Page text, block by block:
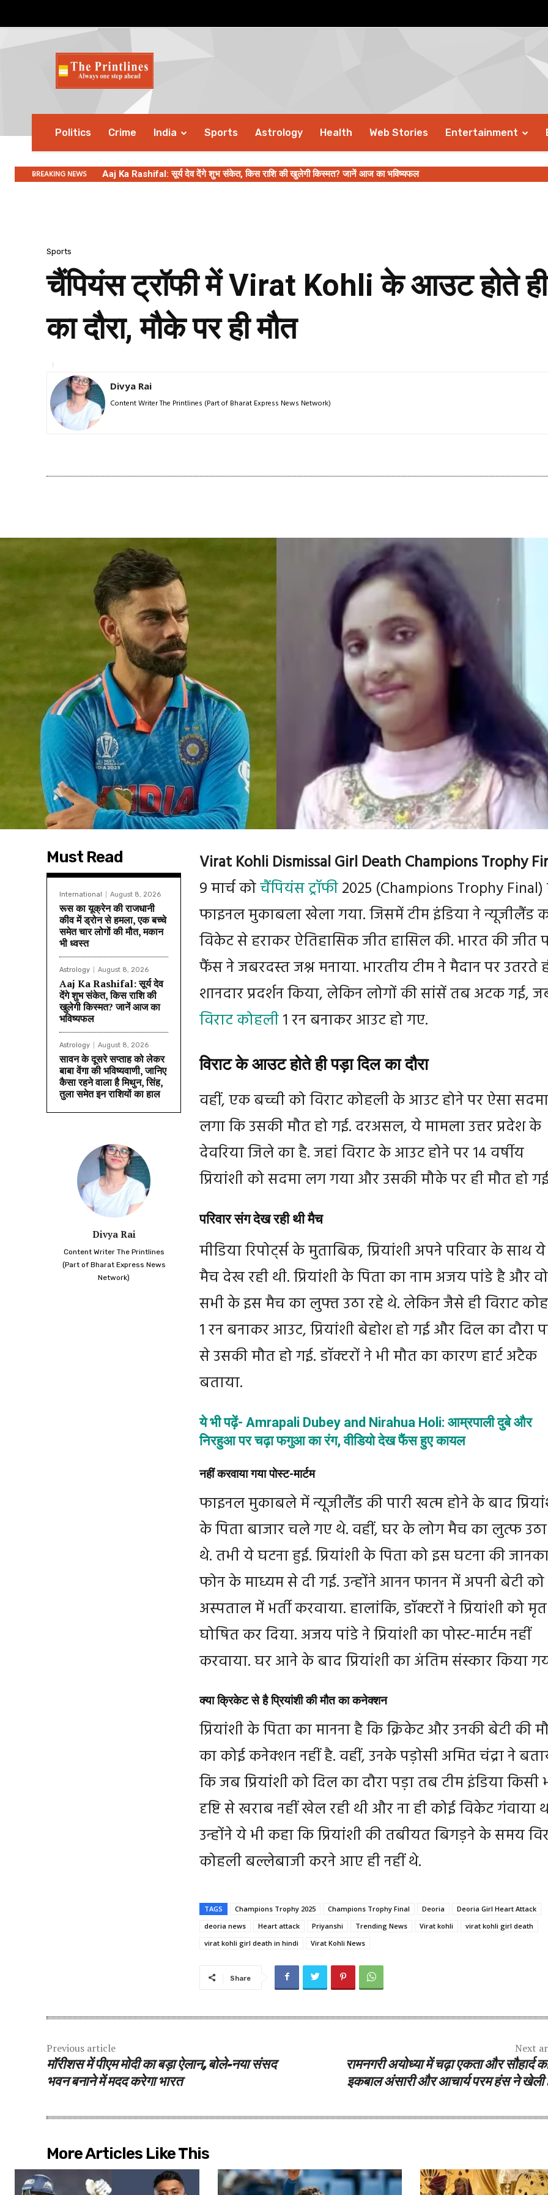
Politics Crime India Sports Astrology Health Web Stories Entertainment
BREAKING NEWS Aaj Ka Rashifal: सूर्य देव देंगे शुभ संकेत, किस राशि की खुलेगी किस्मत? जानें आज का भविष्यफल
Sports
चैंपियंस ट्रॉफी में Virat Kohli के आउट होते ही
का दौरा, मौके पर ही मौत
Divya Rai
Content Writer The Printlines (Part of Bharat Express News Network)
Must Read
International August 8, 2026
रूस का यूक्रेन की राजधानी
कीव में ड्रोन से हमला, एक बच्चे
समेत चार लोगों की मौत, मकान
भी ध्वस्त
Astrology August 8, 2026
Aaj Ka Rashifal: सूर्य देव
देंगे शुभ संकेत, किस राशि की
खुलेगी किस्मत? जानें आज का
भविष्यफल
Astrology August 8, 2026
सावन के दूसरे सप्ताह को लेकर
बाबा वेंगा की भविष्यवाणी, जानिए
कैसा रहने वाला है मिथुन, सिंह,
तुला समेत इन राशियों का हाल
Divya Rai
Content Writer The Printlines
(Part of Bharat Express News
Network)
Virat Kohli Dismissal Girl Death Champions Trophy
9 मार्च कोचैंपियंस ट्रॉफी2025 (Champions Trophy
फाइनल मुकाबला खेला गया. जिसमें टीम इंडिया ने न्यूजीलैंड
विकेट से हराकर ऐतिहासिक जीत हासिल की. भारत की जीत
फैंस ने जबरदस्त जश्न मनाया. भारतीय टीम ने मैदान पर उतरते
शानदार प्रदर्शन किया, लेकिन लोगों की सांसें तब अटक गई,
विराट कोहली1 रन बनाकर आउट हो गए.
विराट के आउट होते ही पड़ा दिल का दौरा
वहीं, एक बच्ची को विराट कोहली के आउट होने पर ऐसा सदमा
लगा कि उसकी मौत हो गई. दरअसल, ये मामला उत्तर प्रदेश के
देवरिया जिले का है. जहां विराट के आउट होने पर 14 वर्षीय
प्रियांशी को सदमा लग गया और उसकी मौके पर ही मौत हो
परिवार संग देख रही थी मैच
मीडिया रिपोर्ट्स के मुताबिक, प्रियांशी अपने परिवार के साथ ये
मैच देख रही थी. प्रियांशी के पिता का नाम अजय पांडे है और
सभी के इस मैच का लुफ्त उठा रहे थे. लेकिन जैसे ही विराट
1 रन बनाकर आउट, प्रियांशी बेहोश हो गई और दिल का दौरा
से उसकी मौत हो गई. डॉक्टरों ने भी मौत का कारण हार्ट अटैक
बताया.
ये भी पढ़ें- Amrapali Dubey and Nirahua Holi: आम्रपाली दुबे और
निरहुआ पर चढ़ा फगुआ का रंग, वीडियो देख फैंस हुए कायल
नहीं करवाया गया पोस्ट-मार्टम
फाइनल मुकाबले में न्यूजीलैंड की पारी खत्म होने के बाद
के पिता बाजार चले गए थे. वहीं, घर के लोग मैच का लुत्फ
थे. तभी ये घटना हुई. प्रियांशी के पिता को इस घटना की
फोन के माध्यम से दी गई. उन्होंने आनन फानन में अपनी बेटी को
अस्पताल में भर्ती करवाया. हालांकि, डॉक्टरों ने प्रियांशी को मृत
घोषित कर दिया. अजय पांडे ने प्रियांशी का पोस्ट-मार्टम नहीं
करवाया. घर आने के बाद प्रियांशी का अंतिम संस्कार किया
क्या क्रिकेट से है प्रियांशी की मौत का कनेक्शन
प्रियांशी के पिता का मानना है कि क्रिकेट और उनकी बेटी की
का कोई कनेक्शन नहीं है. वहीं, उनके पड़ोसी अमित चंद्रा ने
कि जब प्रियांशी को दिल का दौरा पड़ा तब टीम इंडिया किसी
दृष्टि से खराब नहीं खेल रही थी और ना ही कोई विकेट गंवाया
उन्होंने ये भी कहा कि प्रियांशी की तबीयत बिगड़ने के समय
कोहली बल्लेबाजी करने आए ही नहीं थे.
TAGS Champions Trophy 2025 Champions Trophy Final Deoria
Deoria Girl Heart Attack
deoria news
Heart attack Priyanshi Trending News Virat kohli
virat kohli girl death
virat kohli girl death in hindi
Virat Kohli News
Share
Previous article
मॉरीशस में पीएम मोदी का बड़ा ऐलान, बोले-नया संसद
भवन बनाने में मदद करेगा भारत
Next
रामनगरी अयोध्या में चढ़ा एकता और सौहार्द
इकबाल अंसारी और आचार्य परम हंस ने खेली
More Articles Like This